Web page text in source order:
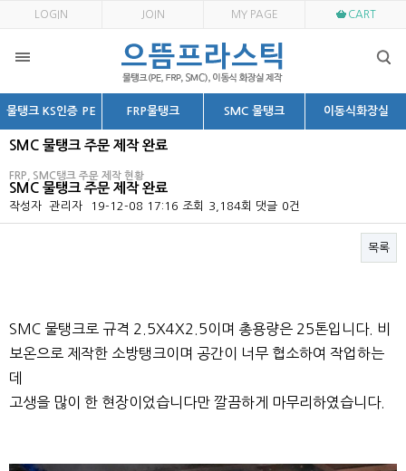
LOGIN JOIN MY PAGE CART
물탱크 KS인증 PE FRP물탱크 SMC 물탱크 이동식화장실
SMC 물탱크 주문 제작 완료
FRP, SMC탱크 주문 제작 현황
SMC 물탱크 주문 제작 완료
작성자 관리자 19-12-08 17:16 조회 3,184회 댓글 0건
목록
SMC 물탱크로 규격 2.5X4X2.5이며 총용량은 25톤입니다. 비
보온으로 제작한 소방탱크이며 공간이 너무 협소하여 작업하는
데
고생을 많이 한 현장이었습니다만 깔끔하게 마무리하였습니다.